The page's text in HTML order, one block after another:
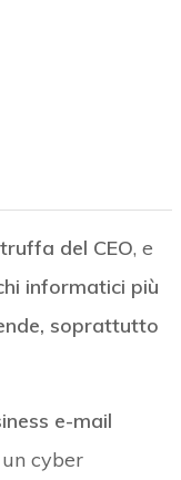
truffa del CEO, e
informatici più
soprattutto
e-mail
cyber